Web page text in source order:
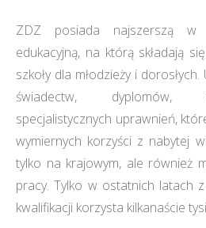
ZDZ posiada najszerszą w
edukacyjną, na którą składają
szkoły dla młodzieży i
świadectw, dyplomów,
specjalistycznych uprawnień,
wymiernych korzyści z nabytej
tylko na krajowym, ale również
pracy. Tylko w ostatnich latach
kwalifikacji korzysta kilkanaście